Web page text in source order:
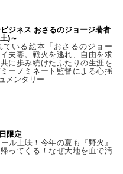
ジネス おさるのジョージ著者
)～
ている絵本「おさるのジョー
夫妻。戦火を逃れ、自由を求
に歩み続けたふたりの生涯を
ーノミネート監督による心揺
メンタリー
限定
ル上映！今年の夏も『野火』
ってくる！なぜ大地を血で汚